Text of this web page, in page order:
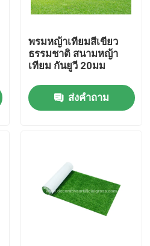
พรมหญ้าเทียมสีเขียว
ธรรมชาติ สนามหญ้า
เทียม กันยูวี 20มม
ส่งคำถาม